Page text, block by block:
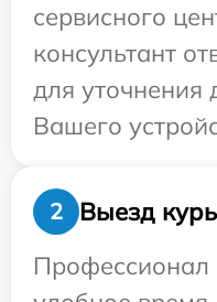
сервисного
консультант
для уточнения
Вашего
2
Выезд
Профессионал